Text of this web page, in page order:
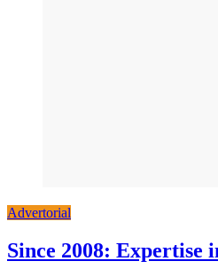
Advertorial
Since 2008: Expertise